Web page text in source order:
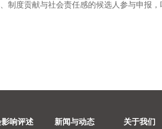
制度贡献与社会责任感的候选人参与申报，
响评述 新闻与动态 关于我们